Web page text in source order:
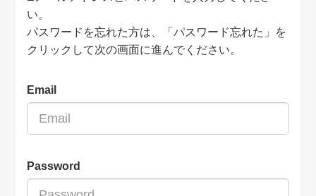
い。
パスワードを忘れた方は、「パスワード忘れた」を
クリックして次の画面に進んでください。
Email
Password